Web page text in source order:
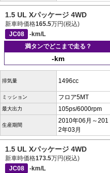
1.5 UL Xパッケージ 4WD
新車時価格165.5万円(税込)
JC08
-km/L
満タンでどこまで走る？
-km
排気量 1496cc
ミッション フロア5MT
最大出力 105ps/6000rpm
生産期間
2010年06月～201
2年03月
1.5 UL Xパッケージ 4WD
新車時価格173.5万円(税込)
JC08
-km/L